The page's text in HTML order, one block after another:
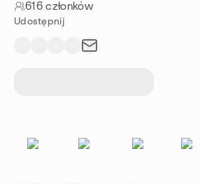
616 członków
Udostępnij